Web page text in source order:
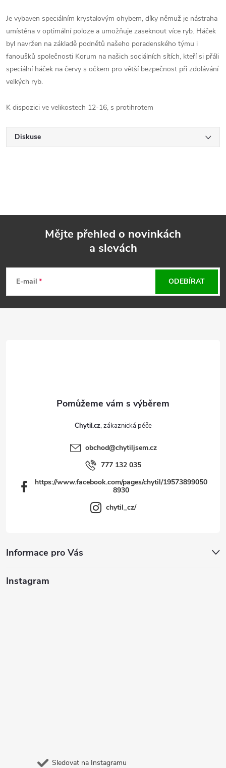
Je vybaven speciálním krystalovým ohybem, díky němuž je nástraha
umístěna v optimální poloze a umožňuje zaseknout více ryb. Háček
byl navržen na základě podnětů našeho poradenského týmu i
fanoušků společnosti Korum na našich sociálních sítích, kteří si přáli
speciální háček na červy s očkem pro větší bezpečnost při zdolávání
velkých ryb.
K dispozici ve velikostech 12-16, s protihrotem
Diskuse
p
Mějte přehled o novinkách
a slevách
E-mail ODEBÍRAT
Chytil.cz
obchod@chytiljsem.cz
777 132 035
https://www.facebook.com/pages/chytil/19573899050
8930
chytil_cz/
Informace pro Vás
Instagram
Sledovat na Instagramu